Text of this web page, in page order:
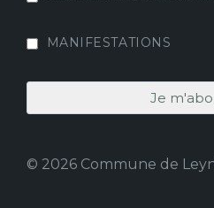
MANIFESTATIONS
© 2026 Commune de